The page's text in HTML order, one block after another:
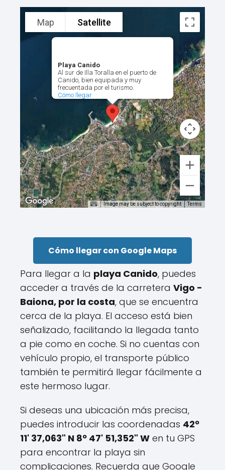
Playa Canido
Al sur de Illa Toralla en el puerto de
Canido, bien equipada y muy
frecuentada por el turismo.
Cómo llegar
Map Satellite
Image may be subject to copyright Terms
Cómo llegar con Google Maps
Para llegar a la playa Canido, puedes
acceder a través de la carretera Vigo -
Baiona, por la costa, que se encuentra
cerca de la playa. El acceso está bien
señalizado, facilitando la llegada tanto
a pie como en coche. Si no cuentas con
vehículo propio, el transporte público
también te permitirá llegar fácilmente a
este hermoso lugar.
Si deseas una ubicación más precisa,
puedes introducir las coordenadas 42º
11' 37,063" N 8º 47' 51,352" W en tu GPS
para encontrar la playa sin
complicaciones. Recuerda que Google